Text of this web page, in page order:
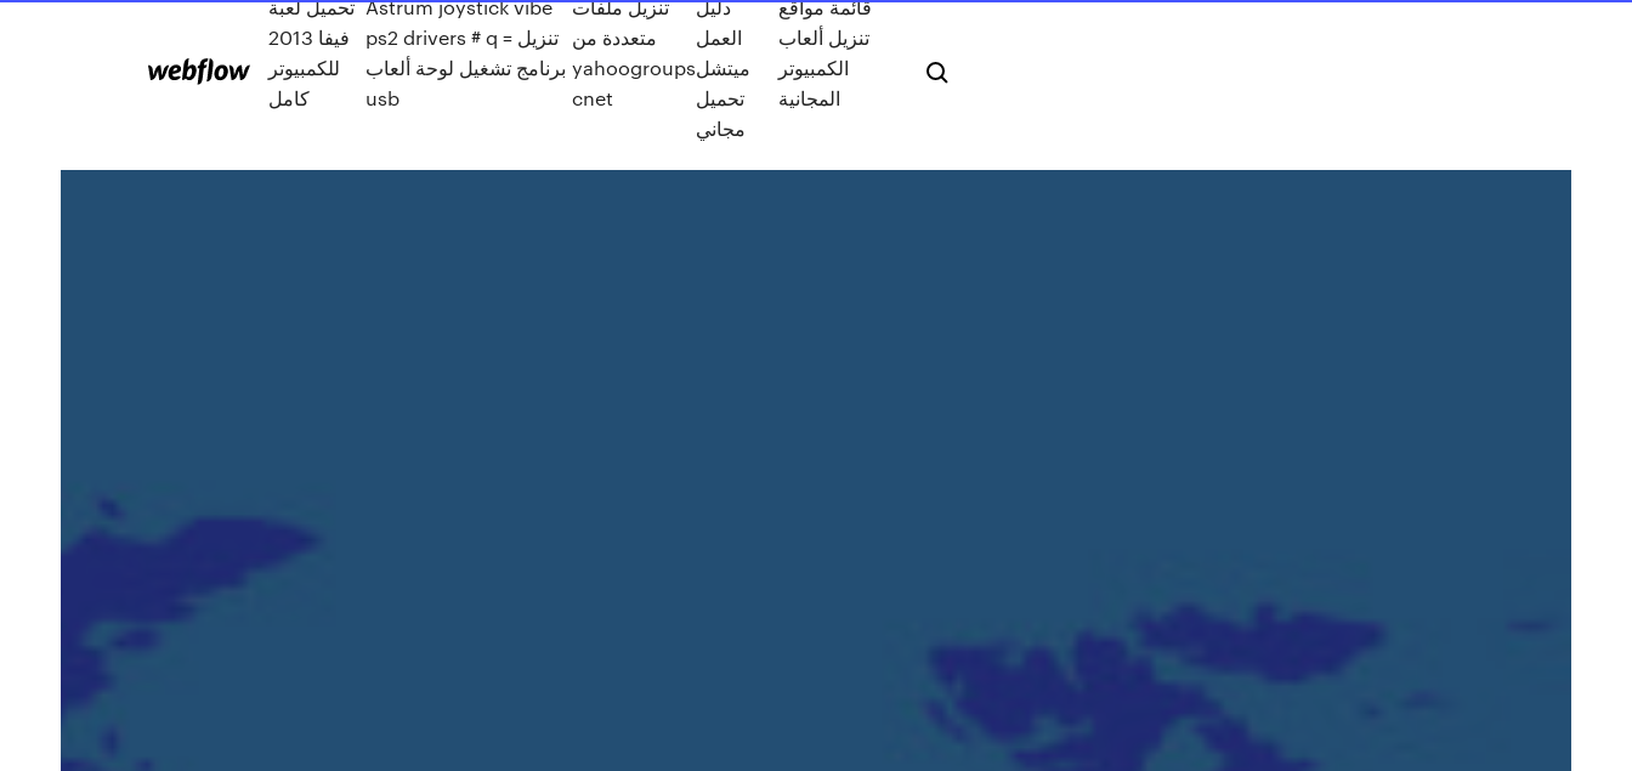
تحميل لعبة
فيفا 2013
للكمبيوتر
كامل
Astrum joystick vibe
ps2 drivers # q = تنزيل
برنامج تشغيل لوحة ألعاب
usb
تنزيل ملفات
متعددة من
yahoogroups
cnet
دليل
العمل
ميتشل
تحميل
مجاني
قائمة مواقع
تنزيل ألعاب
الكمبيوتر
المجانية